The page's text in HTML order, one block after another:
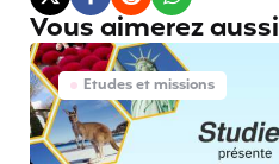
Vous aimerez aussi
Etudes et missions